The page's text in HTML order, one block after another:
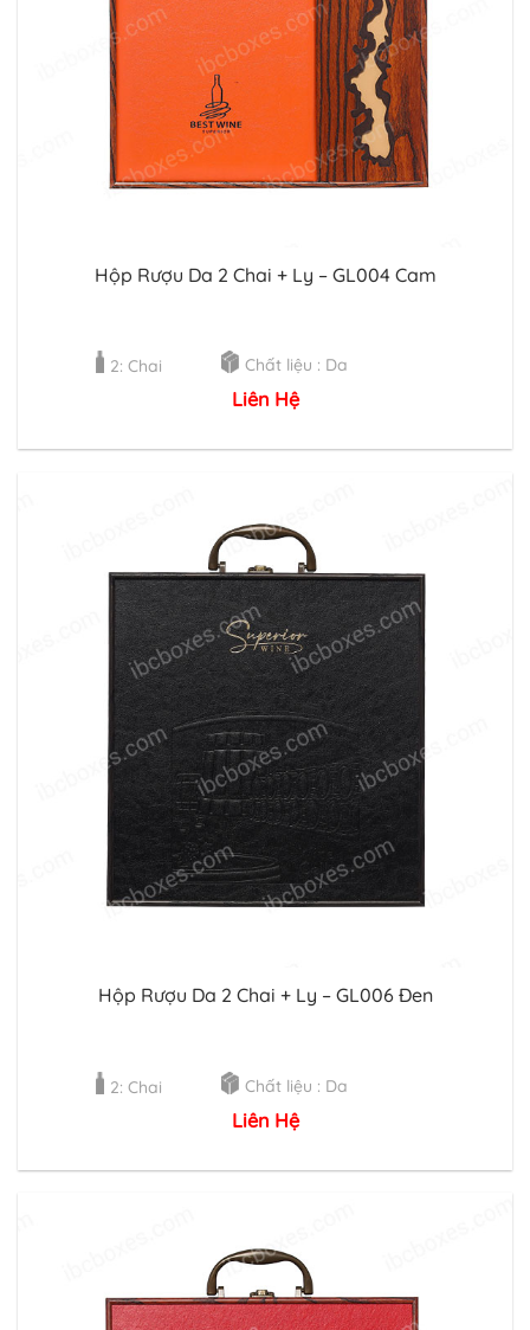
Hộp Rượu Da 2 Chai + Ly – GL004 Cam
2: Chai Chất liệu : Da
Liên Hệ
Hộp Rượu Da 2 Chai + Ly – GL006 Đen
2: Chai Chất liệu : Da
Liên Hệ